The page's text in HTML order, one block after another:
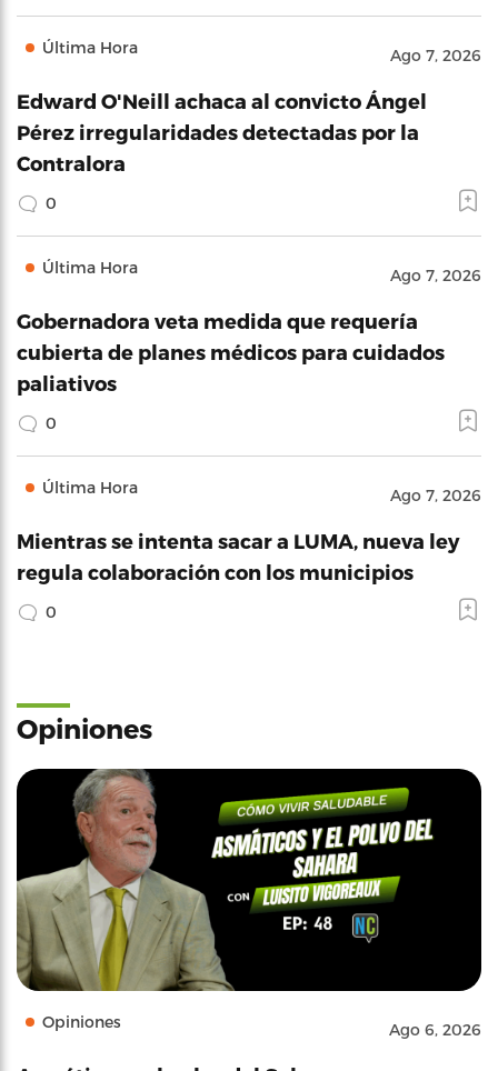
Última Hora Ago 7, 2026
Edward O'Neill achaca al convicto Ángel
Pérez irregularidades detectadas por la
Contralora
0
Última Hora Ago 7, 2026
Gobernadora veta medida que requería
cubierta de planes médicos para cuidados
paliativos
0
Última Hora Ago 7, 2026
Mientras se intenta sacar a LUMA, nueva ley
regula colaboración con los municipios
0
Opiniones
Opiniones Ago 6, 2026